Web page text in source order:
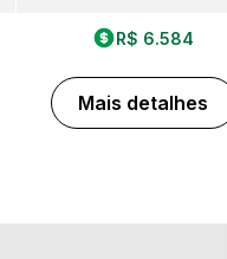
R$ 6.584
Mais detalhes